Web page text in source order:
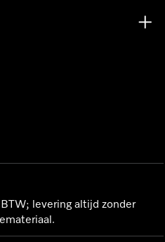
levering altijd zonder